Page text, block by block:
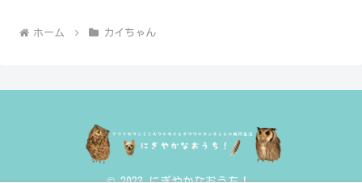
ホーム カイちゃん